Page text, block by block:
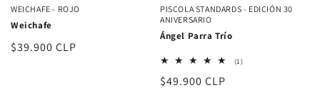
WEICHAFE - ROJO
Weichafe
Precio
$39.900 CLP
PISCOLA STANDARDS - EDICIÓN 30
ANIVERSARIO
Ángel Parra Trío
(1)1
Precio
$49.900 CLP